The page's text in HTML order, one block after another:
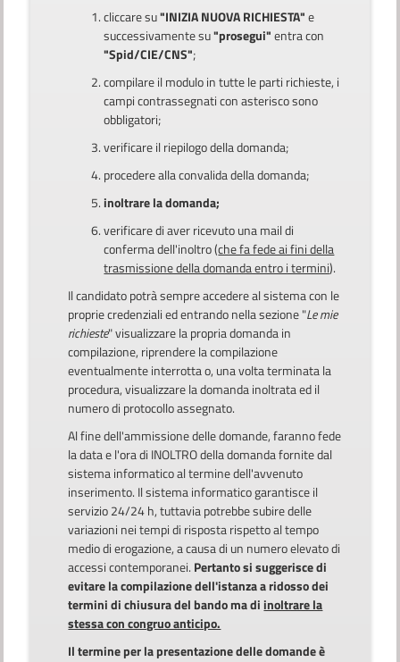
cliccare su"INIZIA NUOVA RICHIESTA"e
successivamente su"prosegui"entra con
"Spid/CIE/CNS";
compilare il modulo in tutte le parti richieste, i
campi contrassegnati con asterisco sono
obbligatori;
verificare il riepilogo della domanda;
procedere alla convalida della domanda;
inoltrare la domanda;
verificare di aver ricevuto una mail di
conferma dell'inoltro (che fa fede ai fini della
trasmissione della domanda entro i termini).
Il candidato potrà sempre accedere al sistema con le
proprie credenziali ed entrando nella sezione "Le mie
richieste" visualizzare la propria domanda in
compilazione, riprendere la compilazione
eventualmente interrotta o, una volta terminata la
procedura, visualizzare la domanda inoltrata ed il
numero di protocollo assegnato.
Al fine dell'ammissione delle domande, faranno fede
la data e l'ora di INOLTRO della domanda fornite dal
sistema informatico al termine dell'avvenuto
inserimento. Il sistema informatico garantisce il
servizio 24/24 h, tuttavia potrebbe subire delle
variazioni nei tempi di risposta rispetto al tempo
medio di erogazione, a causa di un numero elevato di
accessi contemporanei. Pertanto si suggerisce di
evitare la compilazione dell'istanza a ridosso dei
termini di chiusura del bando ma di inoltrare la
stessa con congruo anticipo.
Il termine per la presentazione delle domande è